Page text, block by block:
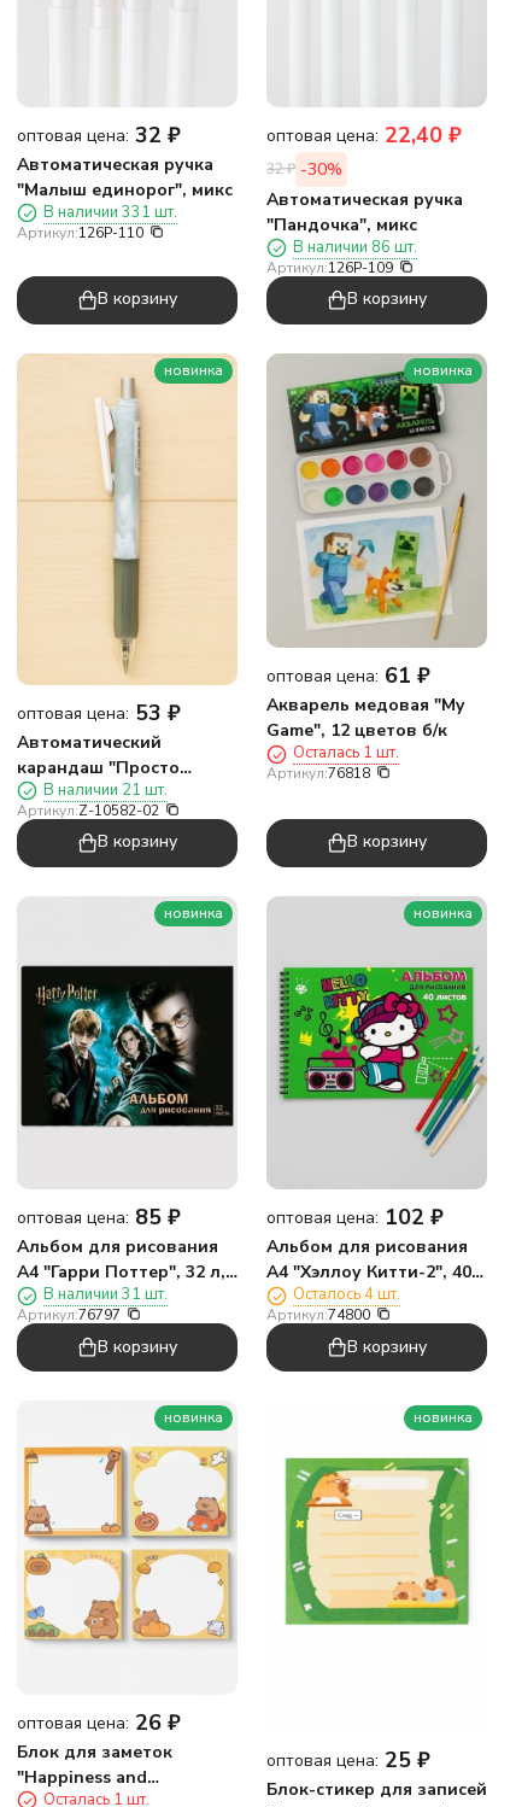
оптовая цена: 32 ₽
Автоматическая ручка
"Малыш единорог", микс
В наличии 331 шт.
Артикул:126P-110
В корзину
оптовая цена: 22,40 ₽
32₽ -30%
Автоматическая ручка
"Пандочка", микс
В наличии 86 шт.
Артикул:126P-109
В корзину
новинка
оптовая цена: 53 ₽
Автоматический
карандаш "Просто
черти", серый
В наличии 21 шт.
Артикул:Z-10582-02
В корзину
новинка
оптовая цена: 61 ₽
Акварель медовая "My
Game", 12 цветов б/к
Осталась 1 шт.
Артикул:76818
В корзину
новинка
оптовая цена: 85 ₽
Альбом для рисования
А4 "Гарри Поттер", 32 л,
на скрепке, мел обл 235
гр/м2
В наличии 31 шт.
Артикул:76797
В корзину
новинка
оптовая цена: 102 ₽
Альбом для рисования
А4 "Хэллоу Китти-2", 40
л, на гребне, мел
обложка 235 гр/м2
Осталось 4 шт.
Артикул:74800
В корзину
новинка
оптовая цена: 26 ₽
Блок для заметок
"Happiness and
capybaras", 50 л. 8*8 см
Осталась 1 шт.
новинка
оптовая цена: 25 ₽
Блок-стикер для записей